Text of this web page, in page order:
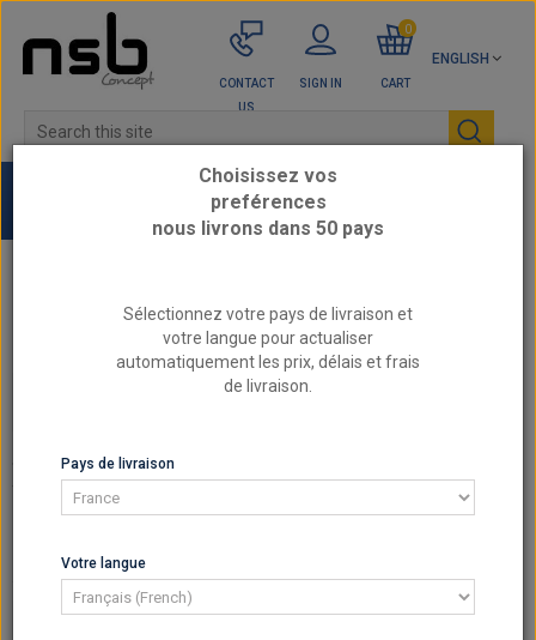
ENGLISH
CONTACT
US
SIGN IN CART
0
SAAB - Silent blocks
SAAB - SILENT BLOCKS
There are 10 products.
Choisissez vos
preférences
nous livrons dans 50 pays
Sélectionnez votre pays de livraison et
votre langue pour actualiser
automatiquement les prix, délais et frais
de livraison.
Pays de livraison
Votre langue